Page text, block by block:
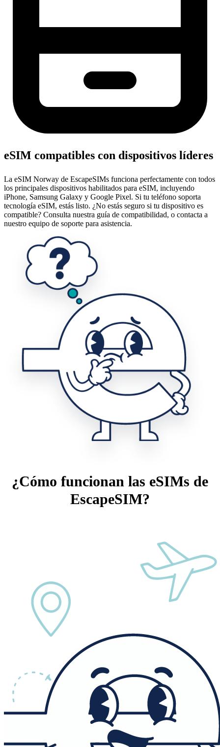
eSIM compatibles con dispositivos líderes
La eSIM Norway de EscapeSIMs funciona perfectamente con todos
los principales dispositivos habilitados para eSIM, incluyendo
iPhone, Samsung Galaxy y Google Pixel. Si tu teléfono soporta
tecnología eSIM, estás listo. ¿No estás seguro si tu dispositivo es
compatible? Consulta nuestra guía de compatibilidad, o contacta a
nuestro equipo de soporte para asistencia.
¿Cómo funcionan las eSIMs de
EscapeSIM?